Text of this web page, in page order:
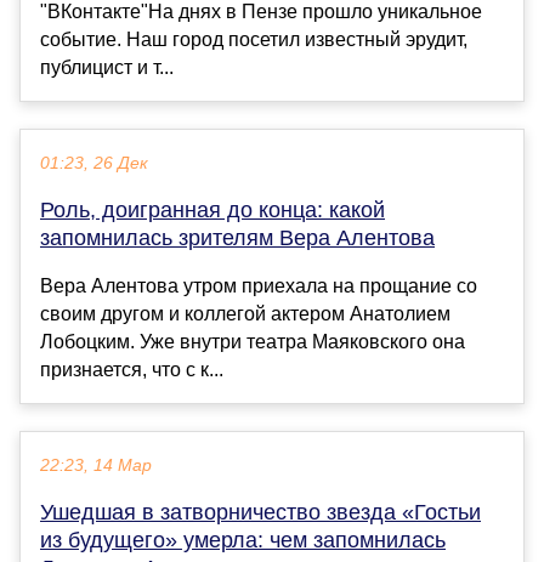
"ВКонтакте"На днях в Пензе прошло уникальное
событие. Наш город посетил известный эрудит,
публицист и т...
01:23, 26 Дек
Роль, доигранная до конца: какой
запомнилась зрителям Вера Алентова
Вера Алентова утром приехала на прощание со
своим другом и коллегой актером Анатолием
Лобоцким. Уже внутри театра Маяковского она
признается, что с к...
22:23, 14 Мар
Ушедшая в затворничество звезда «Гостьи
из будущего» умерла: чем запомнилась